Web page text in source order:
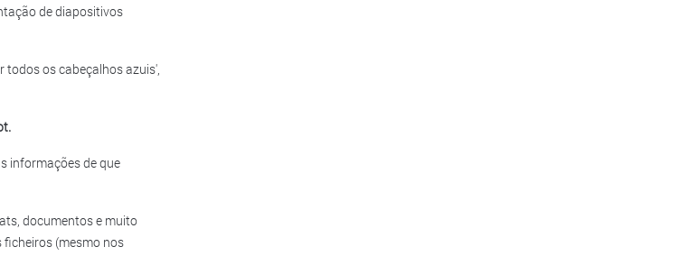
de diapositivos
todos os cabeçalhos azuis',
informações de que
documentos e muito
ficheiros (mesmo nos